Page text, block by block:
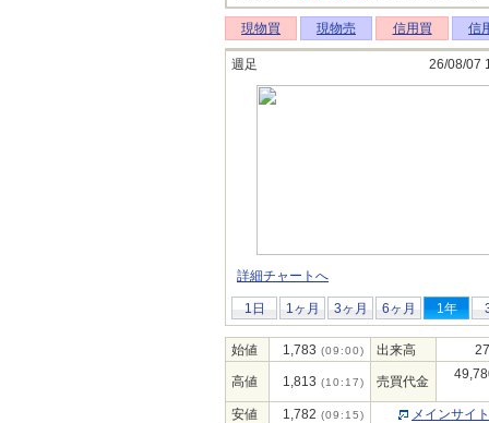
現物買 現物売 信用買 信
週足 26/08/07
詳細チャートへ
1日 1ヶ月 3ヶ月 6ヶ月 1年
始値 1,783 (09:00) 出来高
高値 1,813 (10:17) 売買代金
安値 1,782 (09:15) メインサイ